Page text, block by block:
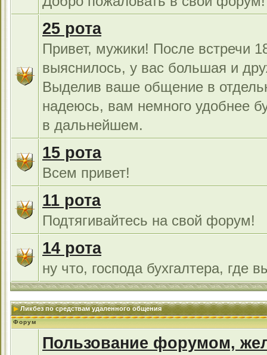
25 рота
Привет, мужики! После встречи
выяснилось, у вас большая и
Выделив ваше общение в
надеюсь, вам немного удобнее
в дальнейшем.
15 рота
Всем привет!
11 рота
Подтягивайтесь на свой форум!
14 рота
ну что, господа бухгалтера, где
Ликбез по средствам удаленного общения
Форум
Пользование форумом,